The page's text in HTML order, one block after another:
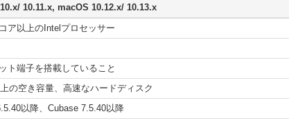
10.11.x, macOS 10.12.x/ 10.13.x
ア以上のIntelプロセッサー
ト端子を搭載していること
の空き容量、高速なハードディスク
以降、Cubase 7.5.40以降